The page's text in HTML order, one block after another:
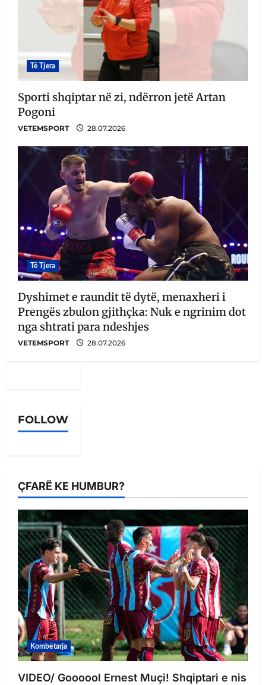
Të Tjera
Sporti shqiptar në zi, ndërron jetë Artan
Pogoni
VETEMSPORT 28.07.2026
Të Tjera
Dyshimet e raundit të dytë, menaxheri i
Prengës zbulon gjithçka: Nuk e ngrinim dot
nga shtrati para ndeshjes
VETEMSPORT 28.07.2026
FOLLOW
ÇFARË KE HUMBUR?
Kombëtarja
VIDEO/ Goooool Ernest Muçi! Shqiptari e nis